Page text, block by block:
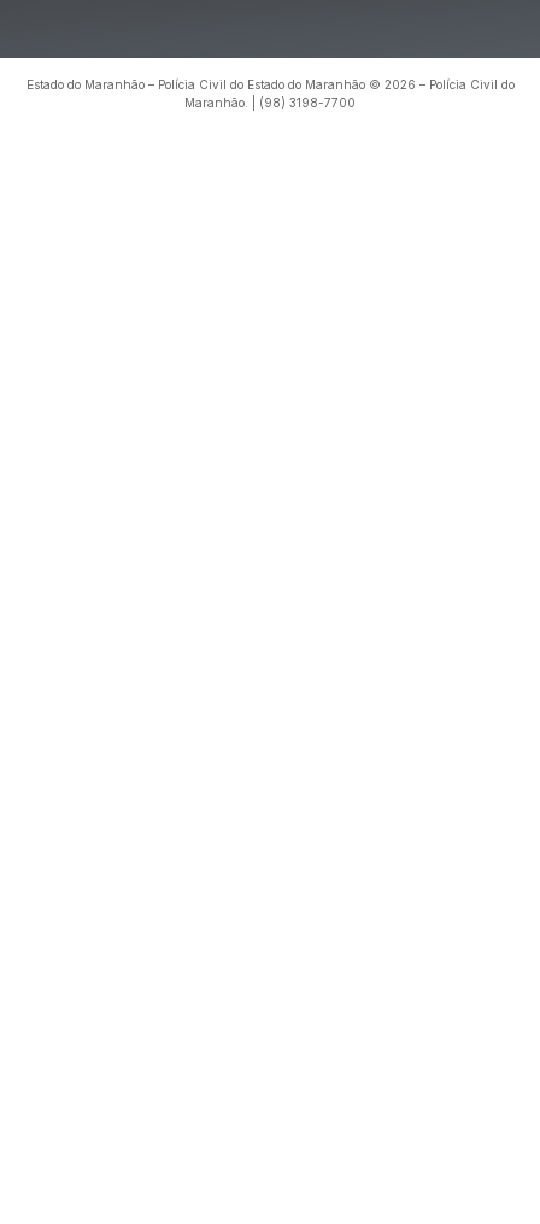
Estado do Maranhão – Polícia Civil do Estado do Maranhão © 2026 – Polícia Civil do
Maranhão. | (98) 3198-7700